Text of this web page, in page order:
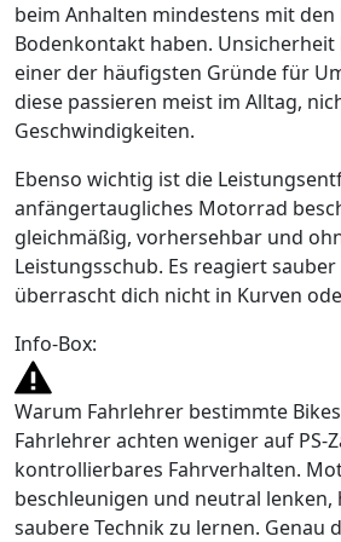
beim Anhalten mindestens mit den
Bodenkontakt haben. Unsicherheit
einer der häufigsten Gründe für
diese passieren meist im Alltag,
Geschwindigkeiten.
Ebenso wichtig ist die
anfängertaugliches Motorrad
gleichmäßig, vorhersehbar und
Leistungsschub. Es reagiert
überrascht dich nicht in Kurven
Info-Box:
Warum Fahrlehrer bestimmte
Fahrlehrer achten weniger auf PS-
kontrollierbares Fahrverhalten.
beschleunigen und neutral lenken,
saubere Technik zu lernen. Genau